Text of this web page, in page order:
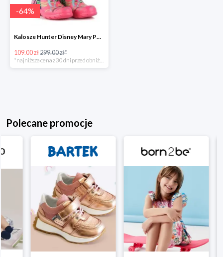
-64%
Kalosze Hunter Disney Mary Poppins Original -64%
109.00 zł299.00 zł*
*najniższa cena z 30 dni przed obniżką
Polecane promocje